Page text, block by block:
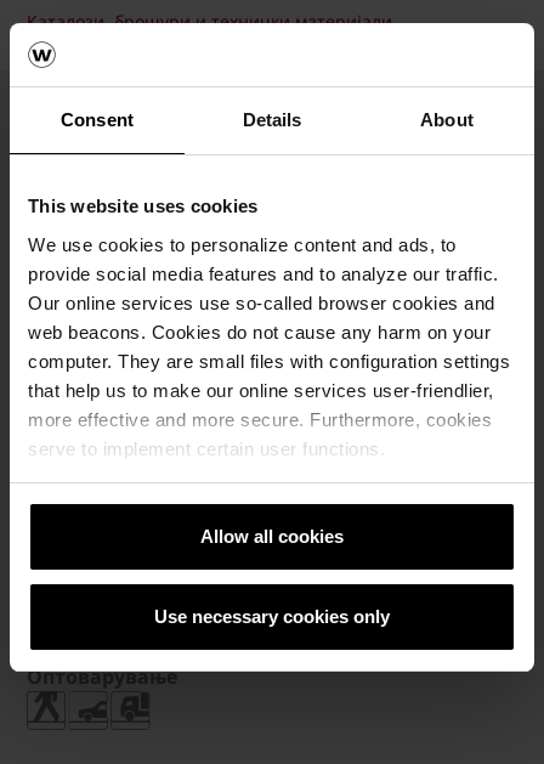
Consent Details About
This website uses cookies
We use cookies to personalize content and ads, to
provide social media features and to analyze our traffic.
Our online services use so-called browser cookies and
web beacons. Cookies do not cause any harm on your
computer. They are small files with configuration settings
that help us to make our online services user-friendlier,
more effective and more secure. Furthermore, cookies
serve to implement certain user functions.
Allow all cookies
Use necessary cookies only
Каталози, брошури и технички материјали
Технички карактеристики
Код на производот
67824744
Димензии (ДxШxВ)
Комбиниран формат
Висина
10 cm
1185 бр./м²
5,670 бр.
Оптоварување